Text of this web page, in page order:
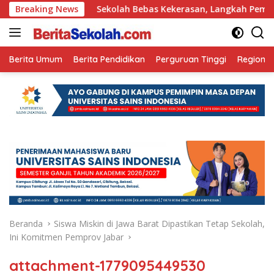
Langsung
ke
konten
Breaking NewsSekolah Bebas Kekerasan, Langkah Pemkot Kediri
Berita Umum Berita Pendidikan Perguruan Tinggi Regional
Beranda
Siswa Miskin di Jawa Barat Dipastikan Tetap Sekolah,
Ini Komitmen Pemprov Jabar
attachment-1779095449530